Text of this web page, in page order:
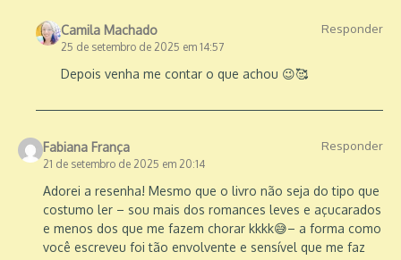
Camila Machado
25 de setembro de 2025 em 14:57
Responder
Depois venha me contar o que achou 😉🥰
Fabiana França
21 de setembro de 2025 em 20:14
Responder
Adorei a resenha! Mesmo que o livro não seja do tipo que
costumo ler – sou mais dos romances leves e açucarados
e menos dos que me fazem chorar kkkk😅– a forma como
você escreveu foi tão envolvente e sensível que me faz